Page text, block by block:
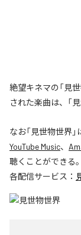
絶望キネマの「見
された楽曲は、「
なお「見世物世界」
YouTube Music、
聴くことができる。
各配信サービス：